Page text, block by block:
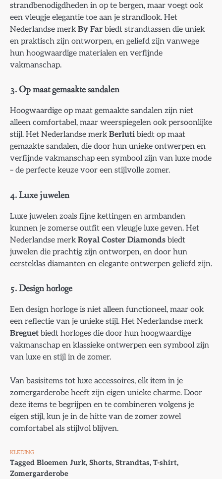
strandbenodigdheden in op te bergen, maar voegt ook
een vleugje elegantie toe aan je strandlook. Het
Nederlandse merk By Far biedt strandtassen die uniek
en praktisch zijn ontworpen, en geliefd zijn vanwege
hun hoogwaardige materialen en verfijnde
vakmanschap.
3. Op maat gemaakte sandalen
Hoogwaardige op maat gemaakte sandalen zijn niet
alleen comfortabel, maar weerspiegelen ook persoonlijke
stijl. Het Nederlandse merk Berluti biedt op maat
gemaakte sandalen, die door hun unieke ontwerpen en
verfijnde vakmanschap een symbool zijn van luxe mode
– de perfecte keuze voor een stijlvolle zomer.
4. Luxe juwelen
Luxe juwelen zoals fijne kettingen en armbanden
kunnen je zomerse outfit een vleugje luxe geven. Het
Nederlandse merk Royal Coster Diamonds biedt
juwelen die prachtig zijn ontworpen, en door hun
eersteklas diamanten en elegante ontwerpen geliefd zijn.
5. Design horloge
Een design horloge is niet alleen functioneel, maar ook
een reflectie van je unieke stijl. Het Nederlandse merk
Breguet biedt horloges die door hun hoogwaardige
vakmanschap en klassieke ontwerpen een symbool zijn
van luxe en stijl in de zomer.
Van basisitems tot luxe accessoires, elk item in je
zomergarderobe heeft zijn eigen unieke charme. Door
deze items te begrijpen en te combineren volgens je
eigen stijl, kun je in de hitte van de zomer zowel
comfortabel als stijlvol blijven.
KLEDING
Tagged Bloemen Jurk, Shorts, Strandtas, T-shirt,
Zomergarderobe